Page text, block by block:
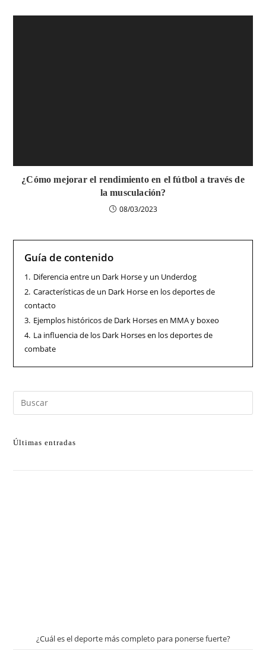
¿Cómo mejorar el rendimiento en el fútbol a través de
la musculación?
08/03/2023
Guía de contenido
1. Diferencia entre un Dark Horse y un Underdog
2. Características de un Dark Horse en los deportes de
contacto
3. Ejemplos históricos de Dark Horses en MMA y boxeo
4. La influencia de los Dark Horses en los deportes de
combate
Últimas entradas
¿Cuál es el deporte más completo para ponerse fuerte?